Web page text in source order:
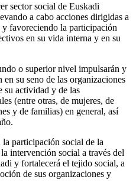
sector social de Euskadi
a cabo acciones dirigidas a
favoreciendo la participación
en su vida interna y en su
o superior nivel impulsarán y
su seno de las organizaciones
su actividad y de las
(entre otras, de mujeres, de
y de familias) en general, así
participación social de la
intervención social a través del
y fortalecerá el tejido social, a
de sus organizaciones y